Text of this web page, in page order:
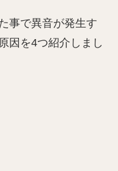
事で異音が発生す
因を4つ紹介しまし